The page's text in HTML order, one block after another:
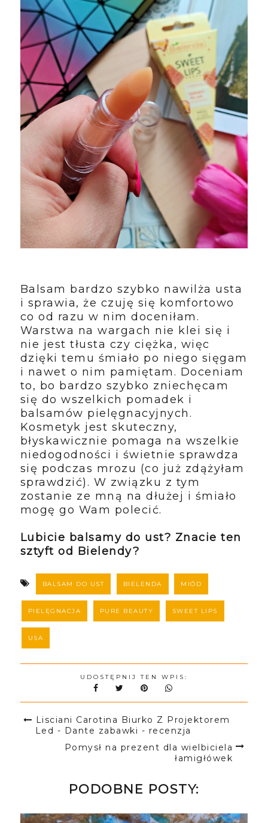
Balsam bardzo szybko nawilża usta
i sprawia, że czuję się komfortowo
co od razu w nim doceniłam.
Warstwa na wargach nie klei się i
nie jest tłusta czy ciężka, więc
dzięki temu śmiało po niego sięgam
i nawet o nim pamiętam. Doceniam
to, bo bardzo szybko zniechęcam
się do wszelkich pomadek i
balsamów pielęgnacyjnych.
Kosmetyk jest skuteczny,
błyskawicznie pomaga na wszelkie
niedogodności i świetnie sprawdza
się podczas mrozu (co już zdążyłam
sprawdzić). W związku z tym
zostanie ze mną na dłużej i śmiało
mogę go Wam polecić.
Lubicie balsamy do ust? Znacie ten
sztyft od Bielendy?
BALSAM DO UST BIELENDA MIÓD
PIELĘGNACJA PURE BEAUTY SWEET LIPS
USA
UDOSTĘPNIJ TEN WPIS:
Lisciani Carotina Biurko Z Projektorem
Led - Dante zabawki - recenzja
Pomysł na prezent dla wielbiciela
łamigłówek
PODOBNE POSTY: